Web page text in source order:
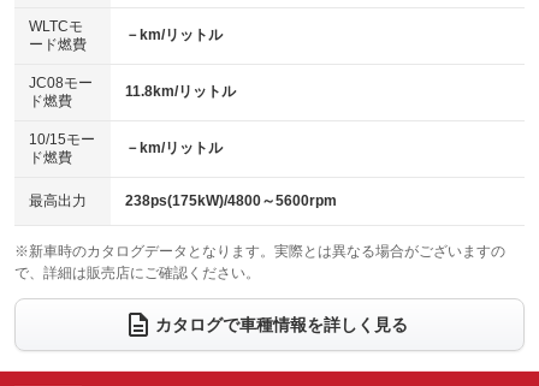
センターデフロック
：装備なし
電動格納ミラー
：装備あり
エアロ
：装備あり
ローダウン
：装備なし
ベンチシート
：装備なし
チップアップシート
：装備なし オットマン
：装備なし
電動格納サードシート
：装備なし シートヒーター
：装備あり
ウォークスルー
電動リアゲート フロントカメラ
：装備なし
シートエアコン
：装備あり 全周囲カメラ
：装備なし
WLTCモ
ード燃費
－km/リットル
JC08モー
ド燃費
11.8km/リットル
10/15モー
ド燃費
－km/リットル
最高出力 238ps(175kW)/4800～5600rpm
※新車時のカタログデータとなります。実際とは異なる場合がございますの
で、詳細は販売店にご確認ください。
カタログで車種情報を詳しく見る